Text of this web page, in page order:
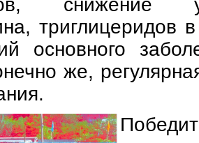
снижение
триглицеридов
основного
же,